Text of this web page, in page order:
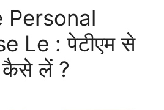
Personal
Le : पेटीएम से
कैसे लें ?